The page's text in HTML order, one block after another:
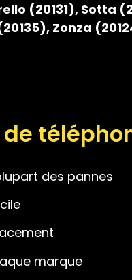
(20131), Sotta
, Zonza
des pannes
marque